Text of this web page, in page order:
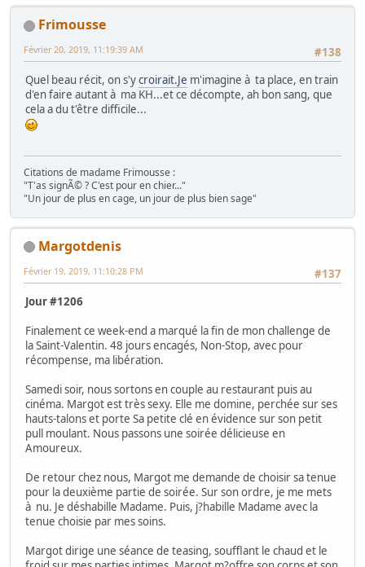
Frimousse
#138
Février 20, 2019, 11:19:39 AM
Quel beau récit, on s'ycroirait.Je m'imagine à ta place, en train
d'en faire autant à ma KH...et ce décompte, ah bon sang, que
cela a du t'être difficile...
Citations de madame Frimousse :
"T'as signÃ© ? C'est pour en chier..."
"Un jour de plus en cage, un jour de plus bien sage"
Margotdenis
#137
Février 19, 2019, 11:10:28 PM
Jour #1206
Finalement ce week-end a marqué la fin de mon challenge de
la Saint-Valentin. 48 jours encagés, Non-Stop, avec pour
récompense, ma libération.
Samedi soir, nous sortons en couple au restaurant puis au
cinéma. Margot est très sexy. Elle me domine, perchée sur ses
hauts-talons et porte Sa petite clé en évidence sur son petit
pull moulant. Nous passons une soirée délicieuse en
Amoureux.
De retour chez nous, Margot me demande de choisir sa tenue
pour la deuxième partie de soirée. Sur son ordre, je me mets
à nu. Je déshabille Madame. Puis, j?habille Madame avec la
tenue choisie par mes soins.
Margot dirige une séance de teasing, soufflant le chaud et le